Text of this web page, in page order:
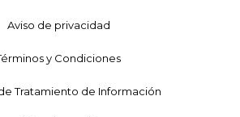
Aviso de privacidad
y Condiciones
Tratamiento de Información